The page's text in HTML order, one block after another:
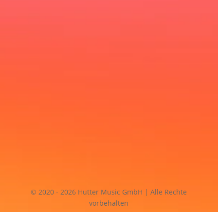
© 2020 - 2026 Hutter Music GmbH | Alle Rechte
vorbehalten